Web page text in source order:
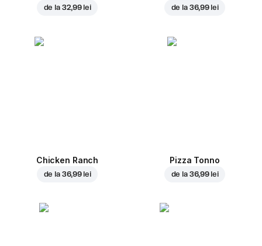
de la 32,99 lei de la 36,99 lei
Chicken Ranch
de la 36,99 lei
Pizza Tonno
de la 36,99 lei